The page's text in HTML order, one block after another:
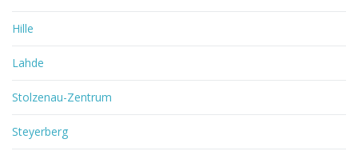
Hille
Lahde
Stolzenau-Zentrum
Steyerberg